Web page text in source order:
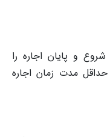
و پایان اجاره را
مدت زمان اجاره